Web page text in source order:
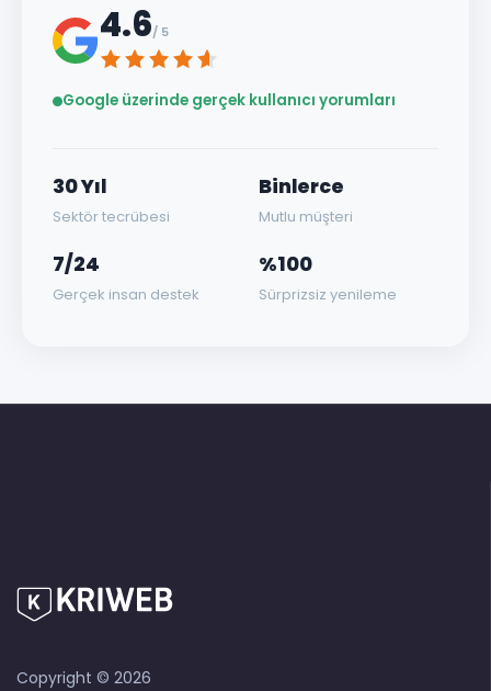
4.6/ 5
Google üzerinde gerçek kullanıcı yorumları
30 Yıl
Sektör tecrübesi
Binlerce
Mutlu müşteri
7/24
Gerçek insan destek
%100
Sürprizsiz yenileme
Copyright © 2026